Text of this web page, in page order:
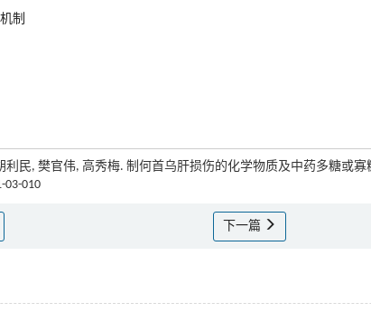
制
民, 樊官伟, 高秀梅. 制何首乌肝损伤的化学物质及中药多糖或寡
03-010
下一篇